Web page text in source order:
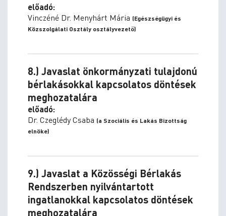
előadó:
Vinczéné Dr. Menyhárt Mária (Egészségügyi és
Közszolgálati Osztály osztályvezető)
8.) Javaslat önkormányzati tulajdonú
bérlakásokkal kapcsolatos döntések
meghozatalára
előadó:
Dr. Czeglédy Csaba (a Szociális és Lakás Bizottság
elnöke)
9.) Javaslat a Közösségi Bérlakás
Rendszerben nyilvántartott
ingatlanokkal kapcsolatos döntések
meghozatalára